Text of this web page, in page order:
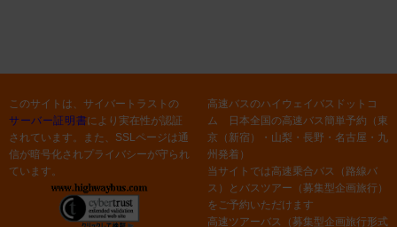
このサイトは、サイバートラストの
サーバー証明書により実在性が認証
されています。また、SSLページは通
信が暗号化されプライバシーが守られ
ています。
高速バスのハイウェイバスドットコ
ム 日本全国の高速バス簡単予約（東
京（新宿）・山梨・長野・名古屋・九
州発着）
当サイトでは高速乗合バス（路線バ
ス）とバスツアー（募集型企画旅行）
をご予約いただけます
高速ツアーバス（募集型企画旅行形式